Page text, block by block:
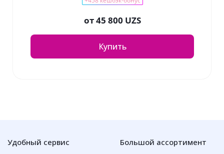
от45 800 UZS
Купить
Удобный сервис Большой ассортимент